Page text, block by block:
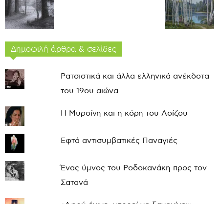
Δημοφιλή άρθρα & σελίδες
Ρατσιστικά και άλλα ελληνικά ανέκδοτα
του 19ου αιώνα
Η Μυρσίνη και η κόρη του Λοΐζου
Εφτά αντισυμβατικές Παναγιές
Ένας ύμνος του Ροδοκανάκη προς τον
Σατανά